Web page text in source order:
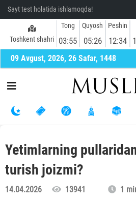
Sayt test holatida ishlamoqda!
Toshkent shahri
Tong
03:55
Quyosh
05:26
Peshin
12:34
09 Avgust, 2026, 26 Safar, 1448
Yetimlarning
turish joizmi?
14.04.2026 13941 1